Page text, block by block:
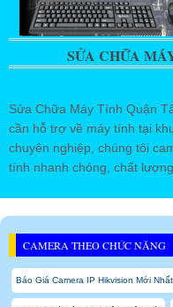
SỬA CHỮA
Sửa Chữa Máy Tính Quận
cần hỗ trợ về máy tính tại
chuyên nghiệp, chúng tôi
tính nhanh chóng, chất lượng
CAMERA THEO CHỨC NĂNG
Báo Giá Camera IP Hikvision Mới Nhất